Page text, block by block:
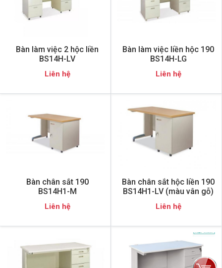
Bàn làm việc 2 hộc liền
BS14H-LV
Liên hệ
Bàn làm việc liền hộc 190
BS14H-LG
Liên hệ
Bàn chân sắt 190
BS14H1-M
Liên hệ
Bàn chân sắt hộc liền 190
BS14H1-LV (màu vân gỗ)
Liên hệ